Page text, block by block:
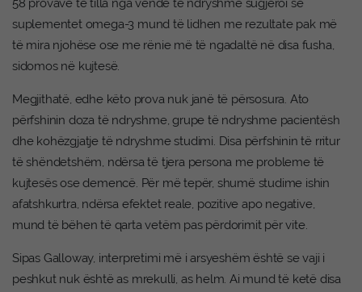
58 provave të tilla nga vende të ndryshme sugjeroi se
suplementet omega-3 mund të lidhen me rezultate pak më
të mira njohëse ose me rënie më të ngadaltë në disa fusha,
sidomos në kujtesë.
Megjithatë, edhe këto prova nuk janë të përsosura. Ato
përfshinin doza të ndryshme, grupe të ndryshme pacientësh
dhe kohëzgjatje të ndryshme studimi. Disa përfshinin të rritur
të shëndetshëm, ndërsa të tjera persona me probleme të
kujtesës ose demencë. Për më tepër, shumë studime ishin
afatshkurtra, ndërsa efektet reale, pozitive apo negative,
mund të bëhen të qarta vetëm pas përdorimit për vite.
Sipas Galloway, interpretimi më i arsyeshëm është se vaji i
peshkut nuk është as mrekulli, as helm. Ai mund të ketë disa